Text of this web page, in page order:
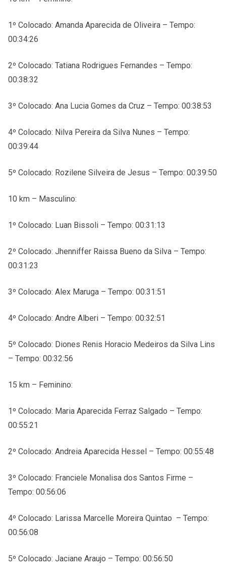
1º Colocado: Amanda Aparecida de Oliveira – Tempo:
00:34:26
2º Colocado: Tatiana Rodrigues Fernandes – Tempo:
00:38:32
3º Colocado: Ana Lucia Gomes da Cruz – Tempo: 00:38:53
4º Colocado: Nilva Pereira da Silva Nunes – Tempo:
00:39:44
5º Colocado: Rozilene Silveira de Jesus – Tempo: 00:39:50
10 km – Masculino:
1º Colocado: Luan Bissoli – Tempo: 00:31:13
2º Colocado: Jhenniffer Raissa Bueno da Silva – Tempo:
00:31:23
3º Colocado: Alex Maruga – Tempo: 00:31:51
4º Colocado: Andre Alberi – Tempo: 00:32:51
5º Colocado: Diones Renis Horacio Medeiros da Silva Lins
– Tempo: 00:32:56
15 km – Feminino:
1º Colocado: Maria Aparecida Ferraz Salgado – Tempo:
00:55:21
2º Colocado: Andreia Aparecida Hessel – Tempo: 00:55:48
3º Colocado: Franciele Monalisa dos Santos Firme –
Tempo: 00:56:06
4º Colocado: Larissa Marcelle Moreira Quintao – Tempo:
00:56:08
5º Colocado: Jaciane Araujo – Tempo: 00:56:50